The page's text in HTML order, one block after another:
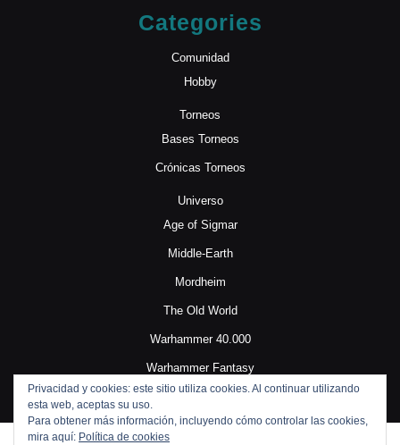
Categories
Comunidad
Hobby
Torneos
Bases Torneos
Crónicas Torneos
Universo
Age of Sigmar
Middle-Earth
Mordheim
The Old World
Warhammer 40.000
Warhammer Fantasy
Privacidad y cookies: este sitio utiliza cookies. Al continuar utilizando
esta web, aceptas su uso.
Para obtener más información, incluyendo cómo controlar las cookies,
mira aquí: Política de cookies